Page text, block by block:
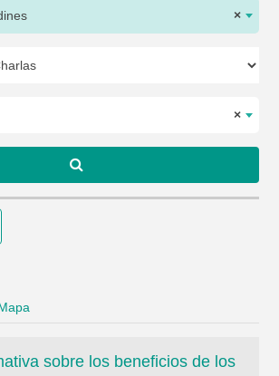
×
×
sobre los beneficios de los